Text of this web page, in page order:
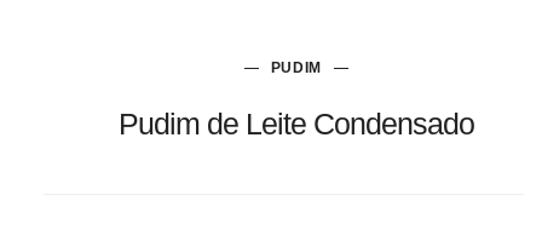
PUDIM
Pudim de Leite Condensado